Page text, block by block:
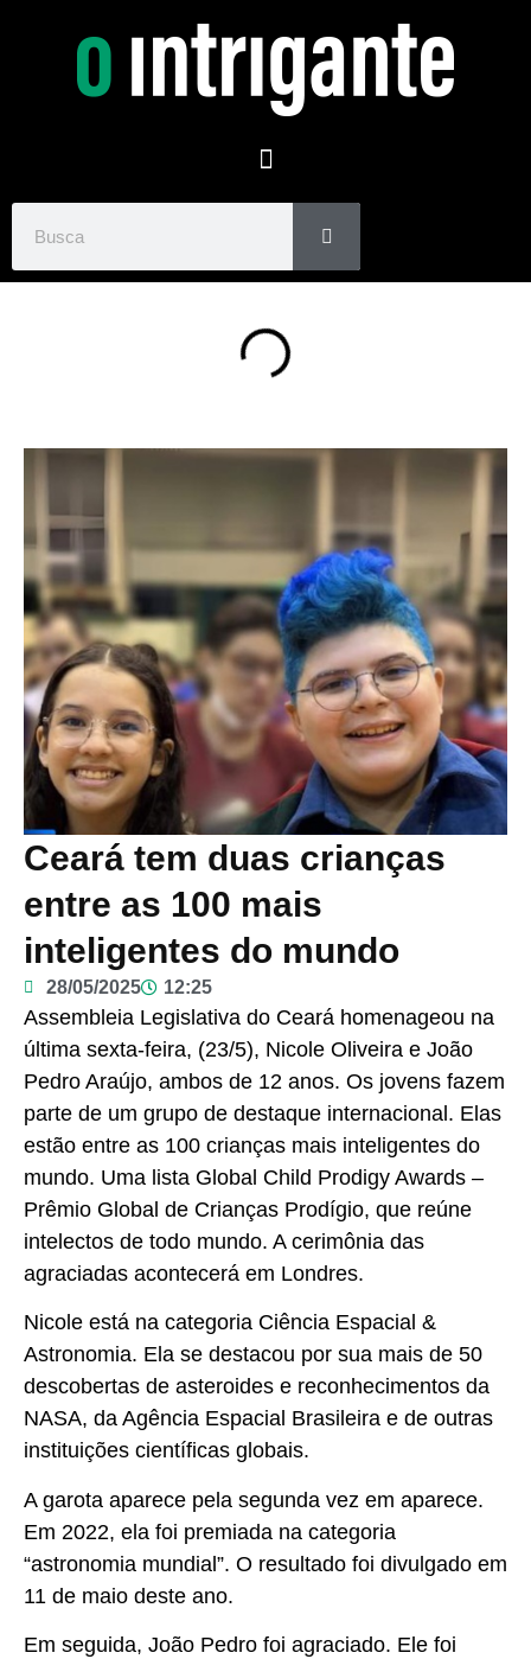
Ceará tem duas crianças
entre as 100 mais
inteligentes do mundo
28/05/2025 12:25
Assembleia Legislativa do Ceará homenageou na
última sexta-feira, (23/5), Nicole Oliveira e João
Pedro Araújo, ambos de 12 anos. Os jovens fazem
parte de um grupo de destaque internacional. Elas
estão entre as 100 crianças mais inteligentes do
mundo. Uma lista Global Child Prodigy Awards –
Prêmio Global de Crianças Prodígio, que reúne
intelectos de todo mundo. A cerimônia das
agraciadas acontecerá em Londres.
Nicole está na categoria Ciência Espacial &
Astronomia. Ela se destacou por sua mais de 50
descobertas de asteroides e reconhecimentos da
NASA, da Agência Espacial Brasileira e de outras
instituições científicas globais.
A garota aparece pela segunda vez em aparece.
Em 2022, ela foi premiada na categoria
“astronomia mundial”. O resultado foi divulgado em
11 de maio deste ano.
Em seguida, João Pedro foi agraciado. Ele foi